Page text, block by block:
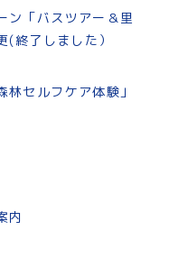
ン「バスツアー＆里
終了しました）
セルフケア体験」
内